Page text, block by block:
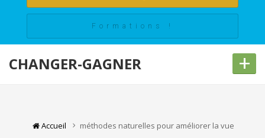
Formations !
CHANGER-GAGNER +
Accueil méthodes naturelles pour améliorer la vue